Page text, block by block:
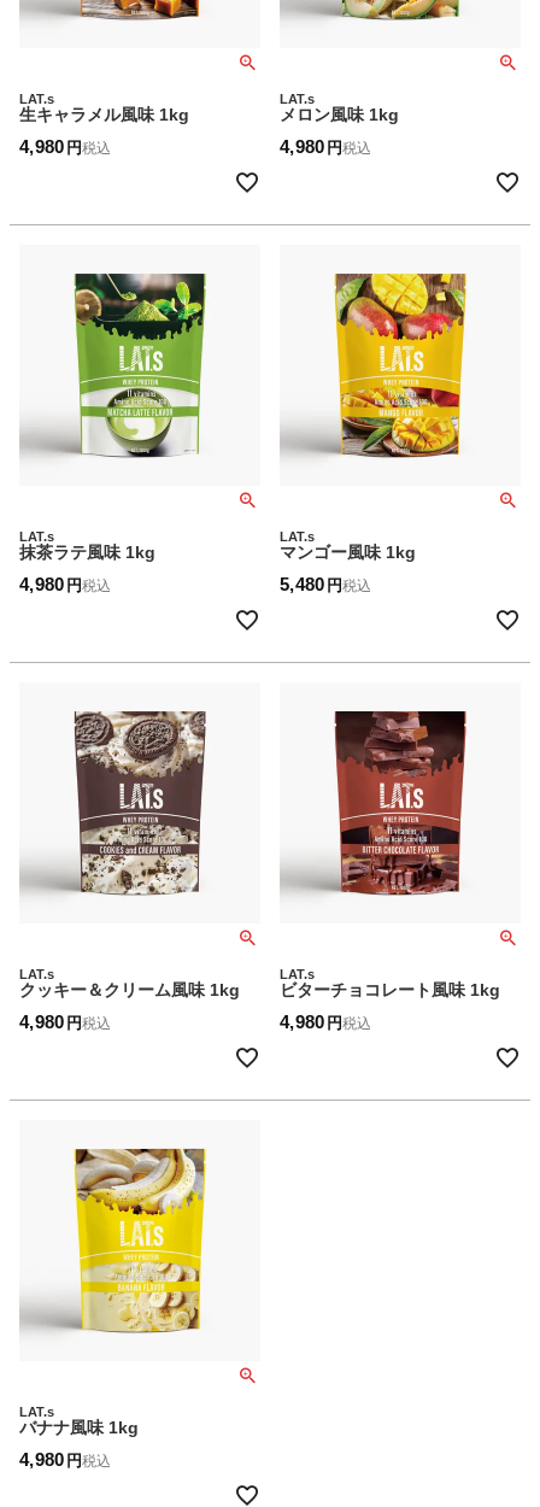
LAT.s
生キャラメル風味 1kg
4,980 税込
LAT.s
メロン風味 1kg
4,980 税込
LAT.s
抹茶ラテ風味 1kg
4,980 税込
LAT.s
マンゴー風味 1kg
5,480 税込
LAT.s
クッキー＆クリーム風味 1kg
4,980 税込
LAT.s
ビターチョコレート風味 1kg
4,980 税込
LAT.s
バナナ風味 1kg
4,980 税込